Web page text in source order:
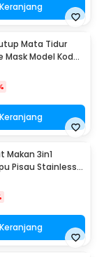
Mata Tidur
Mask Model Kodok
Makan 3in1
Pisau Stainless
HG1514